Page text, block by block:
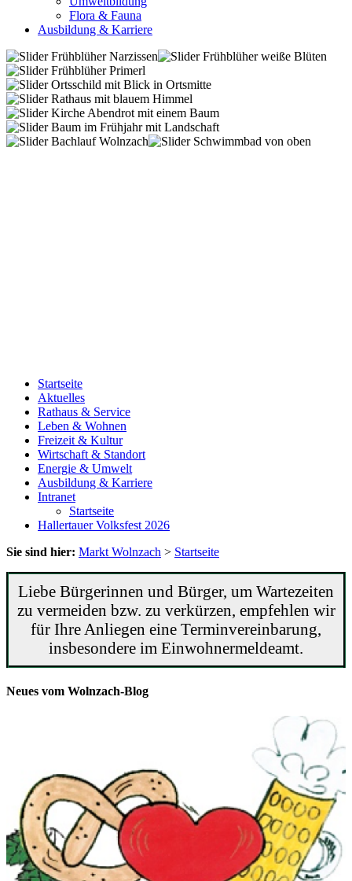
Flora & Fauna
Ausbildung & Karriere
Startseite
Aktuelles
Rathaus & Service
Leben & Wohnen
Freizeit & Kultur
Wirtschaft & Standort
Energie & Umwelt
Ausbildung & Karriere
Intranet
Startseite
Hallertauer Volksfest 2026
Sie sind hier: Markt Wolnzach > Startseite
Liebe Bürgerinnen und Bürger, um Wartezeiten
zu vermeiden bzw. zu verkürzen, empfehlen wir
für Ihre Anliegen eine Terminvereinbarung,
insbesondere im Einwohnermeldeamt.
Neues vom Wolnzach-Blog